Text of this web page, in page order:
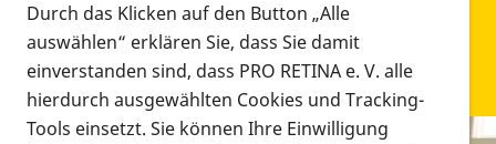
Durch das Klicken auf den Button „Alle
auswählen“ erklären Sie, dass Sie damit
einverstanden sind, dass PRO RETINA e. V. alle
hierdurch ausgewählten Cookies und Tracking-
Tools einsetzt. Sie können Ihre Einwilligung